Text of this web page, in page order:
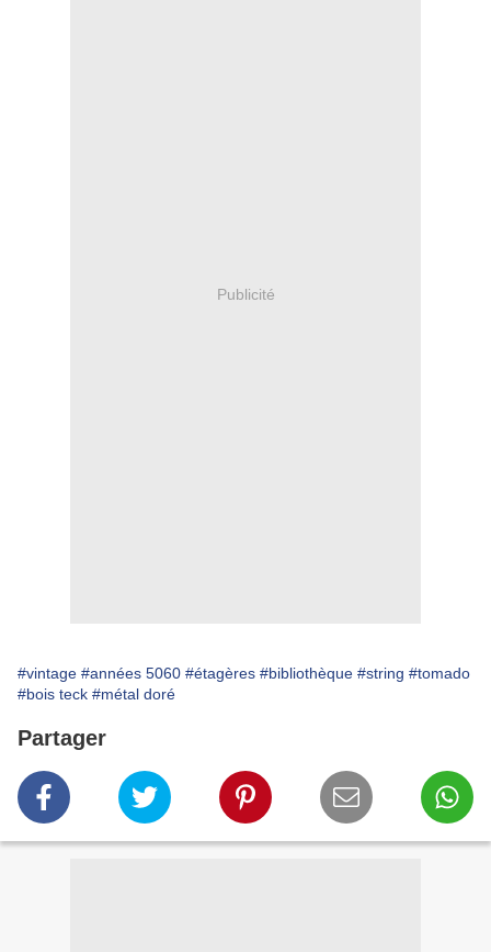
Publicité
#vintage #années 5060 #étagères #bibliothèque #string #tomado
#bois teck #métal doré
Partager